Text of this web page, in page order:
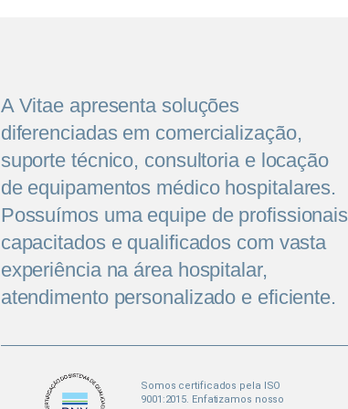
A Vitae apresenta soluções
diferenciadas em comercialização,
suporte técnico, consultoria e locação
de equipamentos médico hospitalares.
Possuímos uma equipe de profissionais
capacitados e qualificados com vasta
experiência na área hospitalar,
atendimento personalizado e eficiente.
Somos certificados pela ISO
9001:2015. Enfatizamos nosso